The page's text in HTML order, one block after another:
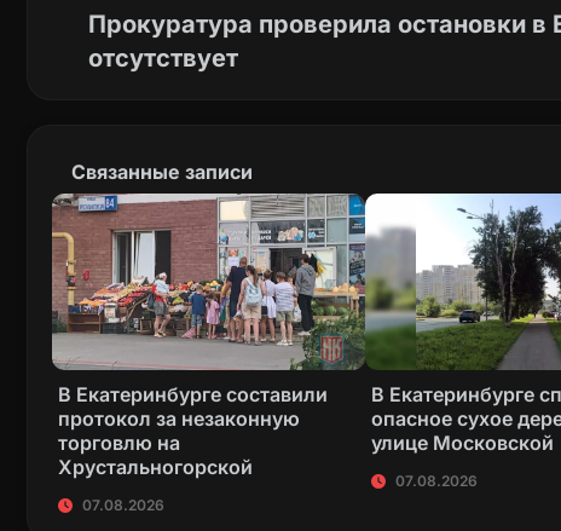
Прокуратура проверила остановки в
отсутствует
Связанные записи
В Екатеринбурге составили
протокол за незаконную
торговлю на
Хрустальногорской
07.08.2026
В Екатеринбурге
опасное сухое
улице Московской
07.08.2026